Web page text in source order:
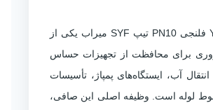
شیر صافی Y فلنجی PN10 تیپ SYF میراب یکی از
برای محافظت از تجهیزات حساس
آب، ایستگاه‌های پمپاژ، تأسیسات
لوله است. وظیفه اصلی این صافی،